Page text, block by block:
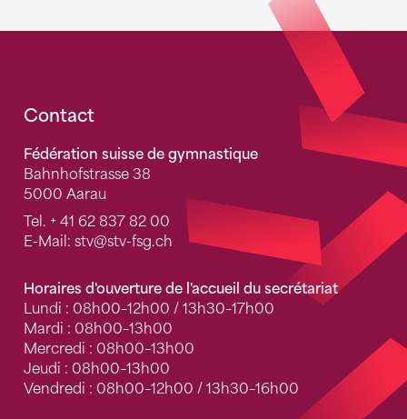
Fusszeile
Contact
Fédération suisse de gymnastique
Bahnhofstrasse 38
5000 Aarau
Tel. + 41 62 837 82 00
E-Mail: stv@stv-fsg.ch
Horaires d'ouverture de l'accueil du secrétariat
Lundi : 08h00–12h00 / 13h30–17h00
Mardi : 08h00–13h00
Mercredi : 08h00–13h00
Jeudi : 08h00–13h00
Vendredi : 08h00–12h00 / 13h30–16h00